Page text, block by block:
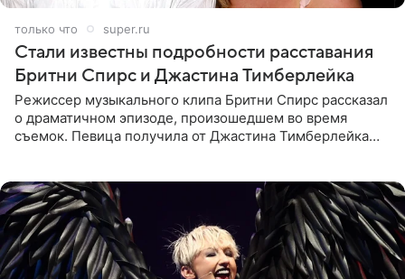
только что super.ru
Стали известны подробности расставания
Бритни Спирс и Джастина Тимберлейка
Режиссер музыкального клипа Бритни Спирс рассказал
о драматичном эпизоде, произошедшем во время
съемок. Певица получила от Джастина Тимберлейка